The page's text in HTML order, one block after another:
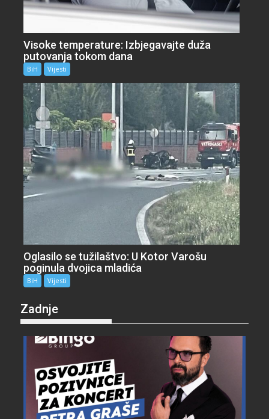
Visoke temperature: Izbjegavajte duža
putovanja tokom dana
BiH Vijesti
Oglasilo se tužilaštvo: U Kotor Varošu
poginula dvojica mladića
BiH Vijesti
Zadnje